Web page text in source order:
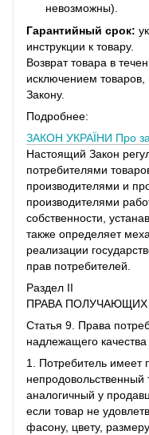
невозможны).
Гарантийный срок:
инструкции к товару.
Возврат товара в
исключением
Закону.
Подробнее:
ЗАКОН УКРАЇНИ Про
Настоящий Закон
потребителями
производителями и
производителями
собственности,
также определяет
реализации
прав потребителей.
Раздел II
ПРАВА
Статья 9. Права
надлежащего качества
1. Потребитель имеет
непродовольственный
аналогичный у
если товар не
фасону, цвету,